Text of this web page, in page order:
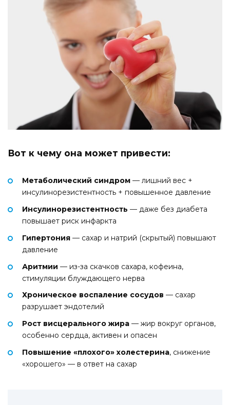
Вот к чему она может привести:
Метаболический синдром — лишний вес +
инсулинорезистентность + повышенное давление
Инсулинорезистентность — даже без диабета
повышает риск инфаркта
Гипертония — сахар и натрий (скрытый) повышают
давление
Аритмии — из-за скачков сахара, кофеина,
стимуляции блуждающего нерва
Хроническое воспаление сосудов — сахар
разрушает эндотелий
Рост висцерального жира — жир вокруг органов,
особенно сердца, активен и опасен
Повышение «плохого» холестерина, снижение
«хорошего» — в ответ на сахар